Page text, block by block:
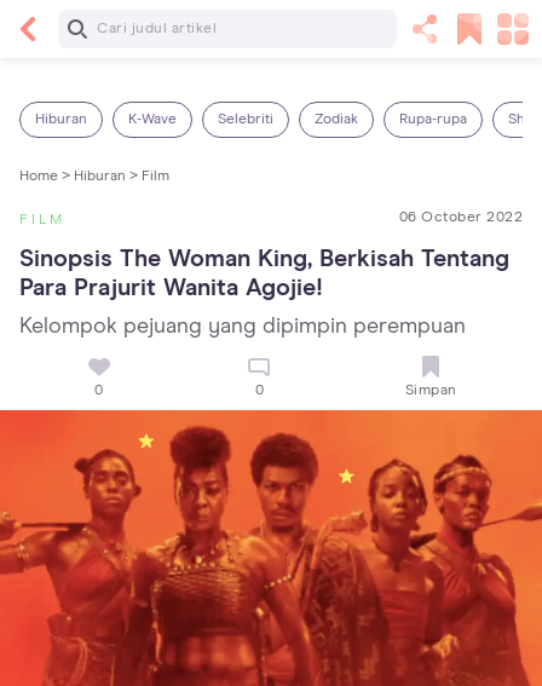
Baca Selanjutnya
Hiburan K-Wave Selebriti Zodiak Rupa-rupa
Home > Hiburan > Film
FILM 06 October 2022
Sinopsis The Woman King, Berkisah Tentang
Para Prajurit Wanita Agojie!
Kelompok pejuang yang dipimpin perempuan
0 0 Simpan